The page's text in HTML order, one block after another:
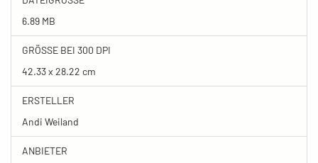
6.89 MB
GRÖSSE BEI 300 DPI
42.33 x 28.22 cm
ERSTELLER
Andi Weiland
ANBIETER